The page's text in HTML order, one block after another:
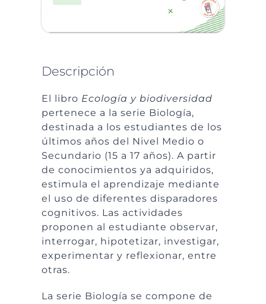
Descripción
El libro Ecología y biodiversidad
pertenece a la serie Biología,
destinada a los estudiantes de los
últimos años del Nivel Medio o
Secundario (15 a 17 años). A partir
de conocimientos ya adquiridos,
estimula el aprendizaje mediante
el uso de diferentes disparadores
cognitivos. Las actividades
proponen al estudiante observar,
interrogar, hipotetizar, investigar,
experimentar y reflexionar, entre
otras.
La serie Biología se compone de